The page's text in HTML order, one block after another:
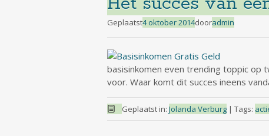
Geplaatst4 oktober 2014dooradmin
basisinkomen even trending toppic op
voor. Waar komt dit succes ineens
Geplaatst in: Jolanda Verburg | Tags: